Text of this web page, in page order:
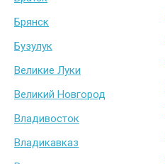
Брянск
Бузулук
Великие Луки
Великий Новгород
Владивосток
Владикавказ